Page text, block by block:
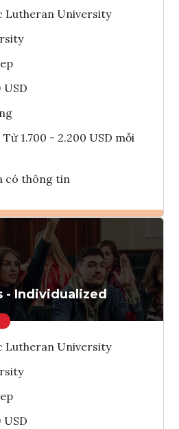
Lutheran University
USD
Từ 1.700 - 2.200 USD mỗi
có thông tin
Ghi danh
Tham vấn Interlink
- Individualized
Lutheran University
USD